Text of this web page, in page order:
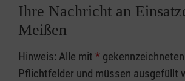
Ihre Nachricht an
Meißen
Hinweis: Alle mit *
Pflichtfelder und müssen ausgefüllt